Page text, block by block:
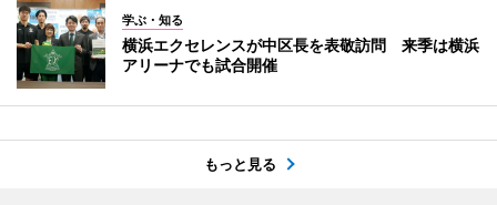
学ぶ・知る
横浜エクセレンスが中区長を表敬訪問 来季は横浜
アリーナでも試合開催
もっと見る